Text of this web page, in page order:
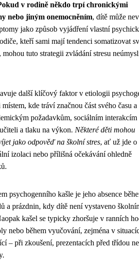
v rodině někdo trpí chronickými
nebo jiným onemocněním, dítě může
jako způsob vyjádření vlastní
kteří sami mají tendenci somatizovat
tuto strategii zvládání stresu
další klíčový faktor v etiologii
kde tráví značnou část svého času
požadavkům, sociálním interakcím
a tlaku na výkon. Některé děti mohou
jako odpověď na školní stres, ať už jde
izolaci nebo přílišná očekávání ohledně
psychogenního kašle je jeho absence
a prázdnin, kdy dítě není vystaveno
kašel se typicky zhoršuje v ranních
nebo během vyučování, zejména v
– při zkoušení, prezentacích před třídou